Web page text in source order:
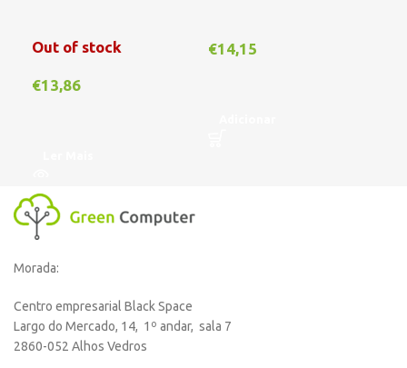
Out of stock
€13,86
€14,15
Morada:
Centro empresarial Black Space
Largo do Mercado, 14, 1º andar, sala 7
2860-052 Alhos Vedros